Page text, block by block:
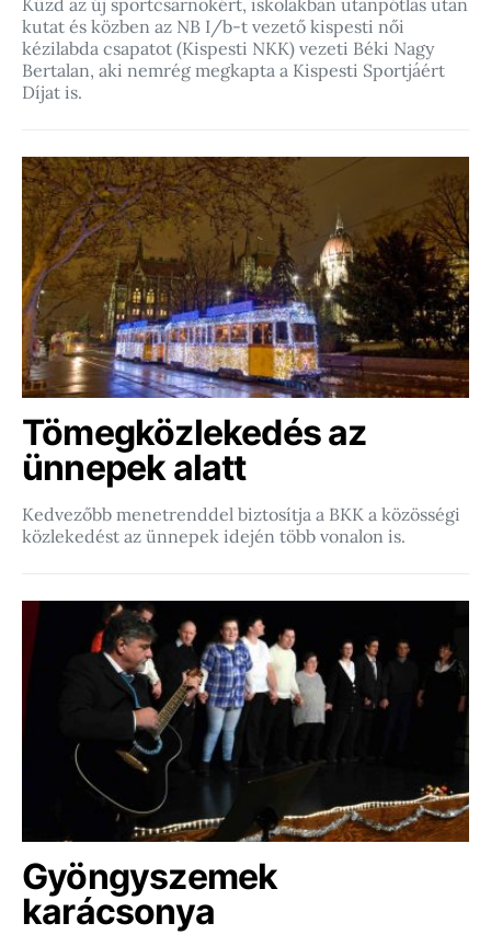
Küzd az új sportcsarnokért, iskolákban utánpótlás után
kutat és közben az NB I/b-t vezető kispesti női
kézilabda csapatot (Kispesti NKK) vezeti Béki Nagy
Bertalan, aki nemrég megkapta a Kispesti Sportjáért
Díjat is.
Tömegközlekedés az
ünnepek alatt
Kedvezőbb menetrenddel biztosítja a BKK a közösségi
közlekedést az ünnepek idején több vonalon is.
Gyöngyszemek
karácsonya